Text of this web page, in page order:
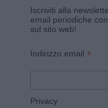
Iscriviti alla
email periodiche
sul sito web!
Indirizzo email *
Privacy